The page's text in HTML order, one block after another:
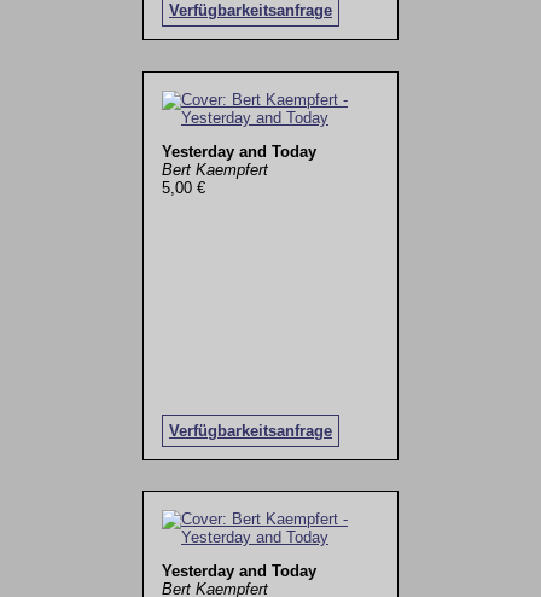
Verfügbarkeitsanfrage
Yesterday and Today
Bert Kaempfert
5,00 €
Verfügbarkeitsanfrage
Yesterday and Today
Bert Kaempfert